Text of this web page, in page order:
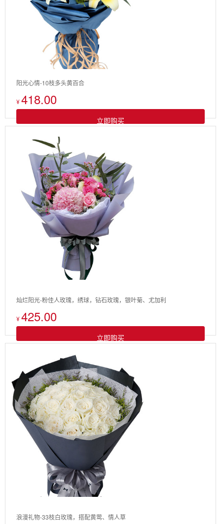
阳光心情-10枝多头黄百合
¥418.00
立即购买
灿烂阳光-粉佳人玫瑰，绣球，钻石玫瑰，银叶菊、尤加利
¥425.00
立即购买
浪漫礼物-33枝白玫瑰，搭配黄莺、情人草